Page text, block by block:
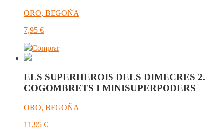
ORO, BEGOÑA
7,95 €
Comprar
ELS SUPERHEROIS DELS DIMECRES 2.
COGOMBRETS I MINISUPERPODERS
ORO, BEGOÑA
11,95 €